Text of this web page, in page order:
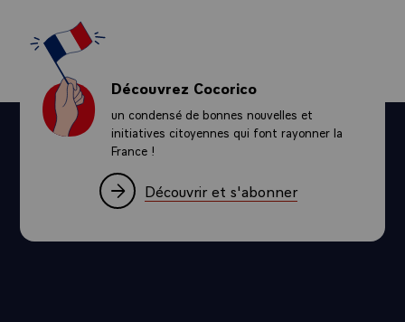
Découvrez Cocorico
un condensé de bonnes nouvelles et
initiatives citoyennes qui font rayonner la
France !
Découvrir et s'abonner